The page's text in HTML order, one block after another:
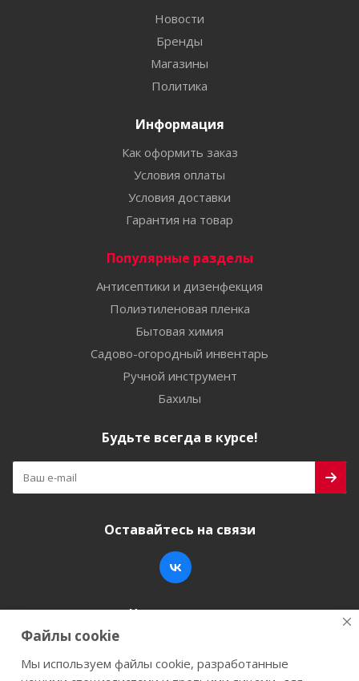
Новости
Бренды
Магазины
Политика
Информация
Как оформить заказ
Условия оплаты
Условия доставки
Гарантия на товар
Популярные разделы
Антисептики и дизенфекция
Полиэтиленовая пленка
Бытовая химия
Садово-огородный инвентарь
Ручной инструмент
Бахилы
Будьте всегда в курсе!
Оставайтесь на связи
Наши контакты
+7 (846) 200-05-15
Файлы cookie
Мы используем файлы cookie, разработанные